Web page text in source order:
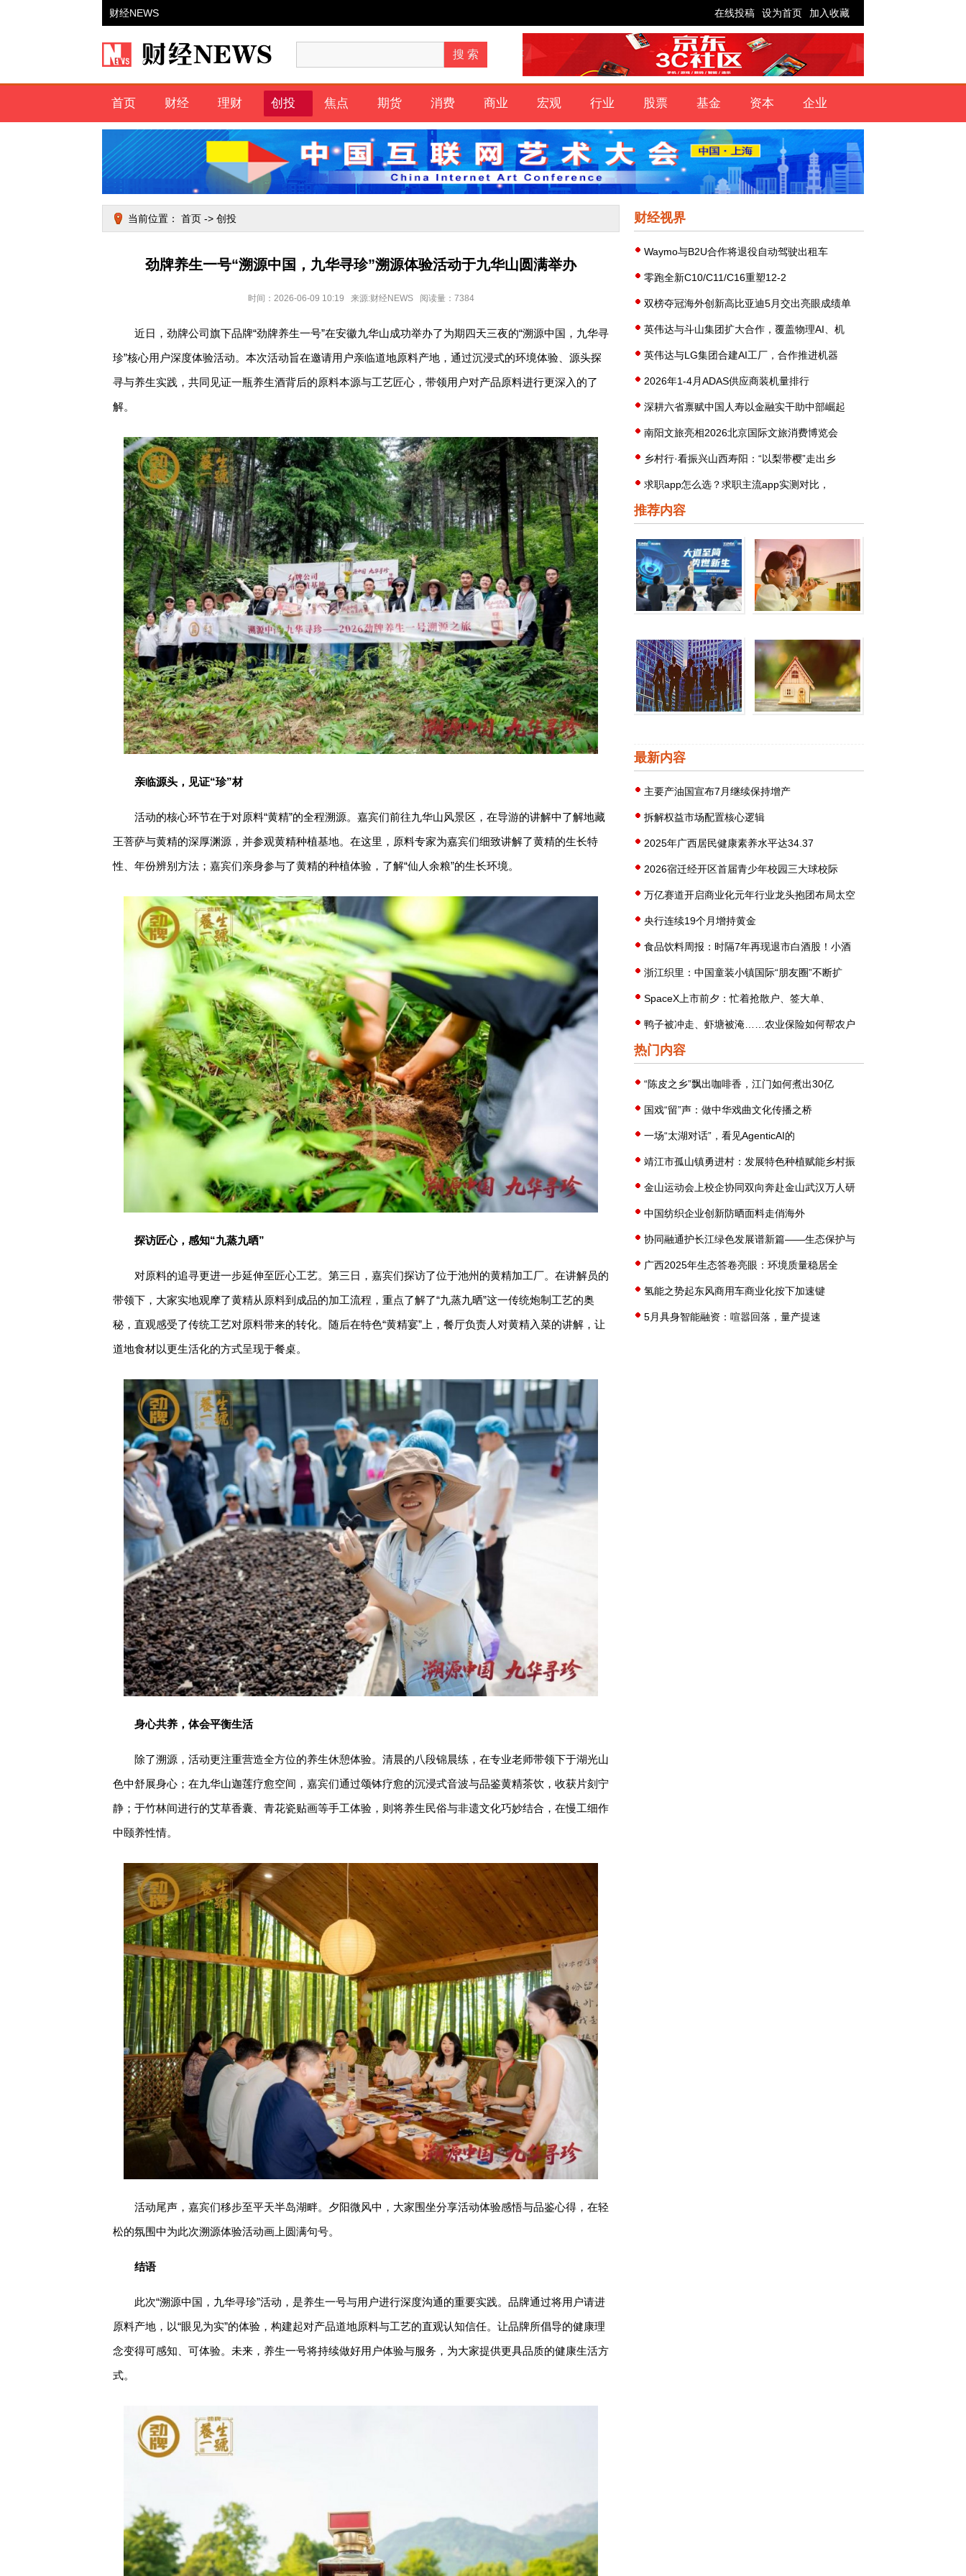
财经NEWS 在线投稿 设为首页 加入收藏
首页 财经 理财 创投 焦点 期货 消费 商业 宏观 行业 股票 基金 资本 企业
当前位置： 首页 -> 创投
劲牌养生一号“溯源中国，九华寻珍”溯源体验活动于九华山圆满举办
时间：2026-06-09 10:19 来源:财经NEWS 阅读量：7384
近日，劲牌公司旗下品牌“劲牌养生一号”在安徽九华山成功举办了为期四天三夜的“溯源中国，九华寻
珍”核心用户深度体验活动。本次活动旨在邀请用户亲临道地原料产地，通过沉浸式的环境体验、源头探
寻与养生实践，共同见证一瓶养生酒背后的原料本源与工艺匠心，带领用户对产品原料进行更深入的了
解。
亲临源头，见证“珍”材
活动的核心环节在于对原料“黄精”的全程溯源。嘉宾们前往九华山风景区，在导游的讲解中了解地藏
王菩萨与黄精的深厚渊源，并参观黄精种植基地。在这里，原料专家为嘉宾们细致讲解了黄精的生长特
性、年份辨别方法；嘉宾们亲身参与了黄精的种植体验，了解“仙人余粮”的生长环境。
探访匠心，感知“九蒸九晒”
对原料的追寻更进一步延伸至匠心工艺。第三日，嘉宾们探访了位于池州的黄精加工厂。在讲解员的
带领下，大家实地观摩了黄精从原料到成品的加工流程，重点了解了“九蒸九晒”这一传统炮制工艺的奥
秘，直观感受了传统工艺对原料带来的转化。随后在特色“黄精宴”上，餐厅负责人对黄精入菜的讲解，让
道地食材以更生活化的方式呈现于餐桌。
身心共养，体会平衡生活
除了溯源，活动更注重营造全方位的养生休憩体验。清晨的八段锦晨练，在专业老师带领下于湖光山
色中舒展身心；在九华山迦莲疗愈空间，嘉宾们通过颂钵疗愈的沉浸式音波与品鉴黄精茶饮，收获片刻宁
静；于竹林间进行的艾草香囊、青花瓷贴画等手工体验，则将养生民俗与非遗文化巧妙结合，在慢工细作
中颐养性情。
活动尾声，嘉宾们移步至平天半岛湖畔。夕阳微风中，大家围坐分享活动体验感悟与品鉴心得，在轻
松的氛围中为此次溯源体验活动画上圆满句号。
结语
此次“溯源中国，九华寻珍”活动，是养生一号与用户进行深度沟通的重要实践。品牌通过将用户请进
原料产地，以“眼见为实”的体验，构建起对产品道地原料与工艺的直观认知信任。让品牌所倡导的健康理
念变得可感知、可体验。未来，养生一号将持续做好用户体验与服务，为大家提供更具品质的健康生活方
式。
财经视界
Waymo与B2U合作将退役自动驾驶出租车
零跑全新C10/C11/C16重塑12-2
双榜夺冠海外创新高比亚迪5月交出亮眼成绩单
英伟达与斗山集团扩大合作，覆盖物理AI、机
英伟达与LG集团合建AI工厂，合作推进机器
2026年1-4月ADAS供应商装机量排行
深耕六省禀赋中国人寿以金融实干助中部崛起
南阳文旅亮相2026北京国际文旅消费博览会
乡村行·看振兴山西寿阳：“以梨带樱”走出乡
求职app怎么选？求职主流app实测对比，
推荐内容
最新内容
主要产油国宣布7月继续保持增产
拆解权益市场配置核心逻辑
2025年广西居民健康素养水平达34.37
2026宿迁经开区首届青少年校园三大球校际
万亿赛道开启商业化元年行业龙头抱团布局太空
央行连续19个月增持黄金
食品饮料周报：时隔7年再现退市白酒股！小酒
浙江织里：中国童装小镇国际“朋友圈”不断扩
SpaceX上市前夕：忙着抢散户、签大单、
鸭子被冲走、虾塘被淹……农业保险如何帮农户
热门内容
“陈皮之乡”飘出咖啡香，江门如何煮出30亿
国戏“留”声：做中华戏曲文化传播之桥
一场“太湖对话”，看见AgenticAI的
靖江市孤山镇勇进村：发展特色种植赋能乡村振
金山运动会上校企协同双向奔赴金山武汉万人研
中国纺织企业创新防晒面料走俏海外
协同融通护长江绿色发展谱新篇——生态保护与
广西2025年生态答卷亮眼：环境质量稳居全
氢能之势起东风商用车商业化按下加速键
5月具身智能融资：喧嚣回落，量产提速